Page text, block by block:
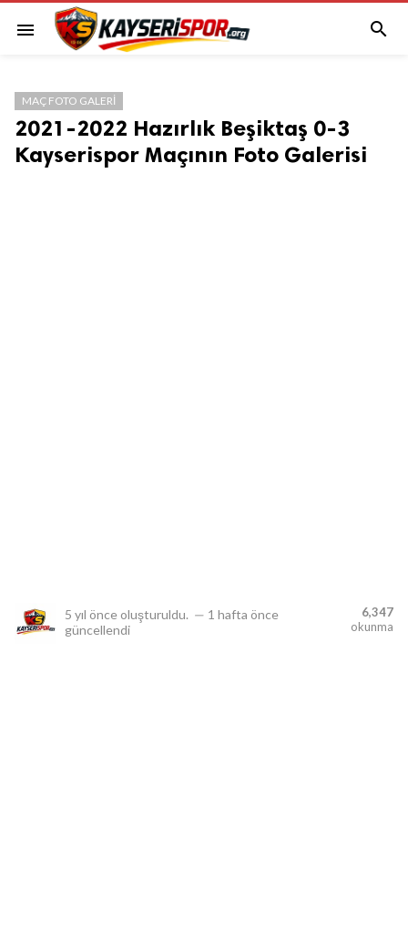
menu 
MAÇ FOTO GALERI
2021-2022 Hazırlık Beşiktaş 0-3
Kayserispor Maçının Foto Galerisi
5 yıl önce oluşturuldu. — 1 hafta önce
güncellendi
6,347
okunma